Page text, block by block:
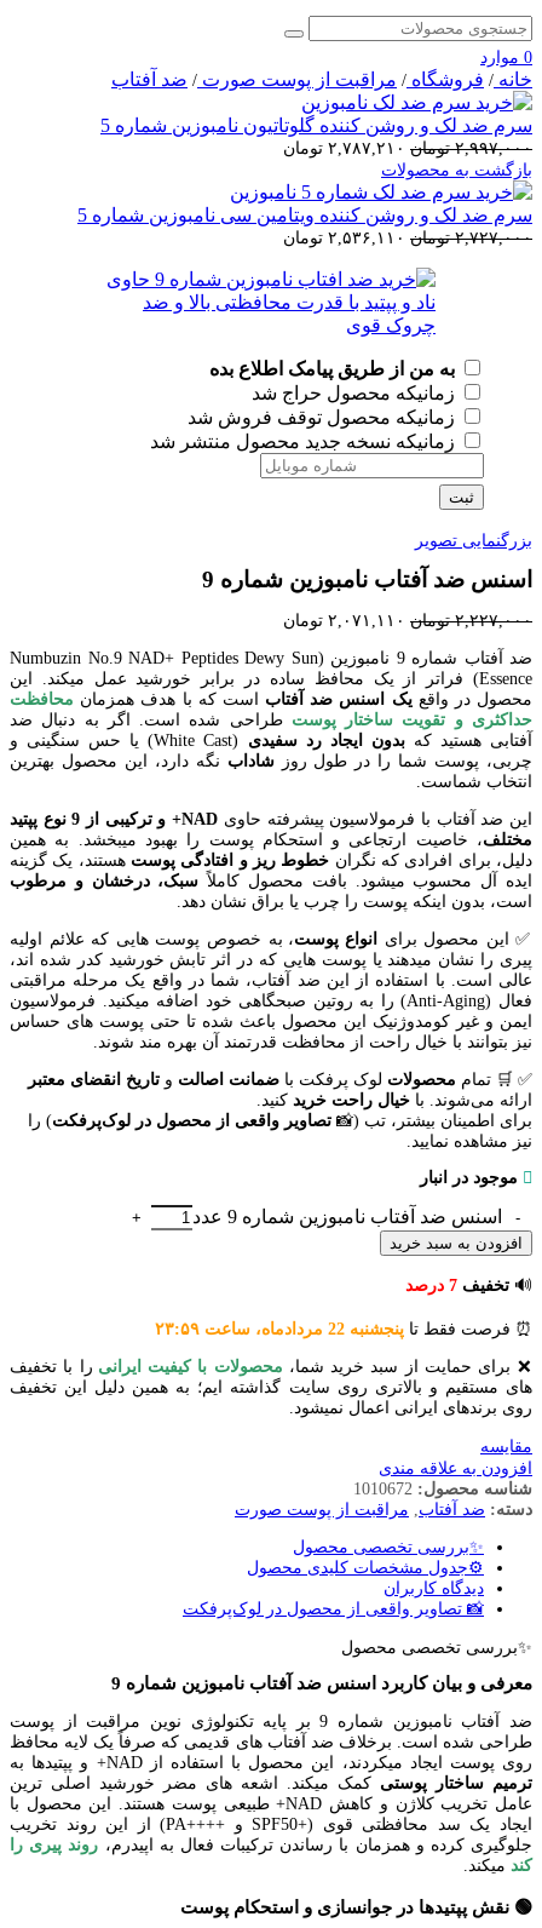
0 موارد
خانه / فروشگاه / مراقبت از پوست صورت / ضد آفتاب
سرم ضد لک و روشن کننده گلوتاتیون نامبوزین شماره 5
۲,۹۹۷,۰۰۰ تومان ۲,۷۸۷,۲۱۰ تومان
بازگشت به محصولات
سرم ضد لک و روشن کننده ویتامین سی نامبوزین شماره 5
۲,۷۲۷,۰۰۰ تومان ۲,۵۳۶,۱۱۰ تومان
به من از طریق پیامک اطلاع بده
زمانیکه محصول حراج شد
زمانیکه محصول توقف فروش شد
زمانیکه نسخه جدید محصول منتشر شد
ثبت
بزرگنمایی تصویر
اسنس ضد آفتاب نامبوزین شماره 9
۲,۲۲۷,۰۰۰ تومان ۲,۰۷۱,۱۱۰ تومان
ضد آفتاب شماره 9 نامبوزین (Numbuzin No.9 NAD+ Peptides Dewy Sun
Essence) فراتر از یک محافظ ساده در برابر خورشید عمل میکند. این
محصول در واقعیک اسنس ضد آفتاب است که با هدف همزمان محافظت
حداکثری و تقویت ساختار پوست طراحی شده است. اگر به دنبال ضد
آفتابی هستید که بدون ایجاد رد سفیدی
(White Cast) یا حس سنگینی و
چربی، پوست شما را در طول روزشاداب نگه دارد، این محصول بهترین
انتخاب شماست.
این ضد آفتاب با فرمولاسیون پیشرفته حاوی
NAD+ و ترکیبی از 9 نوع پپتید
مختلف، خاصیت ارتجاعی و استحکام پوست را بهبود میبخشد. به همین
دلیل، برای افرادی که نگران خطوط ریز و افتادگی پوست هستند، یک گزینه
ایده آل محسوب میشود. بافت محصول کاملاً سبک، درخشان و مرطوب
است، بدون اینکه پوست را چرب یا براق نشان دهد.
✅ این محصول برای انواع پوست، به خصوص پوست هایی که علائم اولیه
پیری را نشان میدهند یا پوست هایی که در اثر تابش خورشید کدر شده اند،
عالی است. با استفاده از این ضد آفتاب، شما در واقع یک مرحله مراقبتی
فعال (Anti-Aging) را به روتین صبحگاهی خود اضافه میکنید. فرمولاسیون
ایمن و غیر کومدوژنیک این محصول باعث شده تا حتی پوست های حساس
نیز بتوانند با خیال راحت از محافظت قدرتمند آن بهره مند شوند.
✅
🛒 تمام محصولات لوک پرفکت با ضمانت اصالت و تاریخ انقضای معتبر
ارائه می‌شوند. با خیال راحت خرید کنید.
برای اطمینان بیشتر، تب (📸 تصاویر واقعی از محصول در لوک‌پرفکت) را
نیز مشاهده نمایید.
موجود در انبار
اسنس ضد آفتاب نامبوزین شماره 9 عدد
افزودن به سبد خرید
🔊 تخفیف 7 درصد
⏰ فرصت فقط تا پنجشنبه 22 مردادماه، ساعت ۲۳:۵۹
❌ برای حمایت از سبد خرید شما، محصولات با کیفیت ایرانی را با تخفیف
های مستقیم و بالاتری روی سایت گذاشته ایم؛ به همین دلیل این تخفیف
روی برندهای ایرانی اعمال نمیشود.
مقایسه
افزودن به علاقه مندی
شناسه محصول: 1010672
دسته: ضد آفتاب مراقبت از پوست صورت
✨بررسی تخصصی محصول
⚙️جدول مشخصات کلیدی محصول
دیدگاه کاربران
📸 تصاویر واقعی از محصول در لوک‌پرفکت
✨بررسی تخصصی محصول
معرفی و بیان کاربرد اسنس ضد آفتاب نامبوزین شماره 9
ضد آفتاب نامبوزین شماره 9 بر پایه تکنولوژی نوین مراقبت از پوست
طراحی شده است. برخلاف ضد آفتاب های قدیمی که صرفاً یک لایه محافظ
روی پوست ایجاد میکردند، این محصول با استفاده از NAD+ و پپتیدها به
ترمیم ساختار پوستی کمک میکند. اشعه های مضر خورشید اصلی ترین
عامل تخریب کلاژن و کاهش NAD+ طبیعی پوست هستند. این محصول با
ایجاد یک سد محافظتی قوی (+SPF50 و ++++PA) از این روند تخریب
جلوگیری کرده و همزمان با رساندن ترکیبات فعال به اپیدرم، روند پیری را
کند میکند.
🟢 نقش پپتیدها در جوانسازی و استحکام پوست